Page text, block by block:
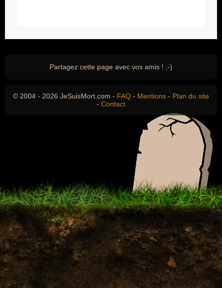
Partagez cette page avec vos amis ! ;-)
© 2004 - 2026 JeSuisMort.com - FAQ - Mentions - Plan du site
- Contact